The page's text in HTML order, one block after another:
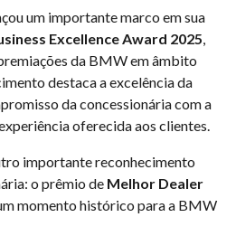
um importante marco em sua
Excellence Award 2025
da BMW em âmbito
destaca a excelência da
da concessionária com a
oferecida aos clientes.
importante reconhecimento
o prêmio de Melhor Dealer
momento histórico para a BMW